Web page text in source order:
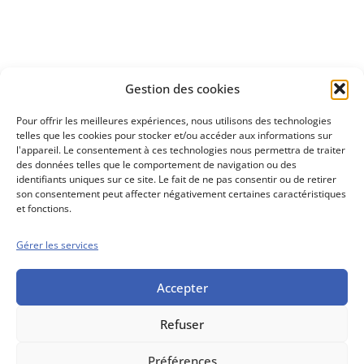
Gestion des cookies
Pour offrir les meilleures expériences, nous utilisons des technologies
telles que les cookies pour stocker et/ou accéder aux informations sur
l'appareil. Le consentement à ces technologies nous permettra de traiter
des données telles que le comportement de navigation ou des
identifiants uniques sur ce site. Le fait de ne pas consentir ou de retirer
son consentement peut affecter négativement certaines caractéristiques
et fonctions.
Gérer les services
Accepter
Refuser
Préférences
Découvrez
Conseils boursiers depuis 1952
Propos Utiles est
une publication
Conditions générales de vente